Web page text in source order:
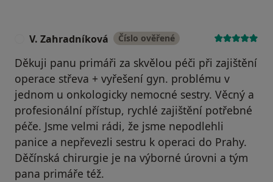
V. Zahradníková Číslo ověřené
Děkuji panu primáři za skvělou péči při zajištění
operace střeva + vyřešení gyn. problému v
jednom u onkologicky nemocné sestry. Věcný a
profesionální přístup, rychlé zajištění potřebné
péče. Jsme velmi rádi, že jsme nepodlehli
panice a nepřevezli sestru k operaci do Prahy.
Děčínská chirurgie je na výborné úrovni a tým
pana primáře též.